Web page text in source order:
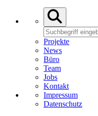
Projekte
News
Büro
Team
Jobs
Kontakt
Impressum
Datenschutz